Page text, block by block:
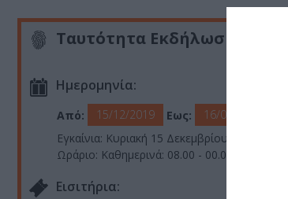
Ταυτότητα Εκδήλωσης
Ημερομηνία:
Από: 15/12/2019 Εως:
16/02/2020
Εγκαίνια: Κυριακή 15 Δεκεμβρίου 2019 στις
Ωράριο: Καθημερινά: 08.00 - 00.00
Eισιτήρια: